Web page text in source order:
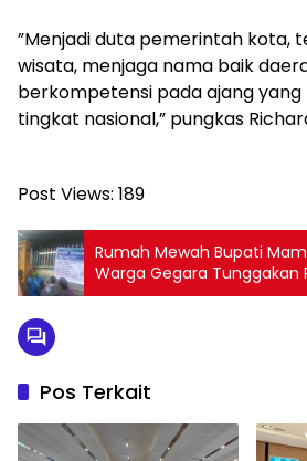
‎”Menjadi duta pemerintah kota,
wisata, menjaga nama baik
berkompetensi pada ajang yang
tingkat nasional,” pungkas
Post Views: 189
Rumah Mewah Bupati
Warga Gegara Tunggakan
Rp1,1 Miliar
Pos Terkait